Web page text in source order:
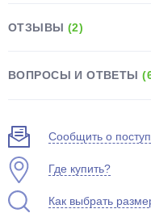
ОТЗЫВЫ (2)
ВОПРОСЫ И ОТВЕТЫ
Сообщить о
Где купить?
Как выбрать